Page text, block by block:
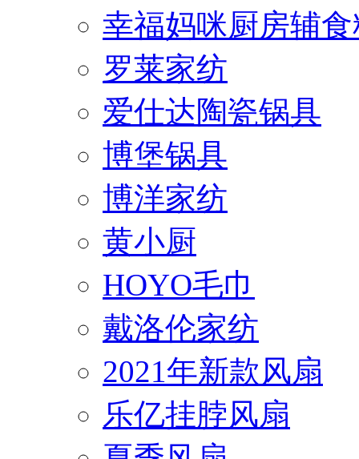
幸福妈咪厨房辅
罗莱家纺
爱仕达陶瓷锅具
博堡锅具
博洋家纺
黄小厨
HOYO毛巾
戴洛伦家纺
2021年新款风扇
乐亿挂脖风扇